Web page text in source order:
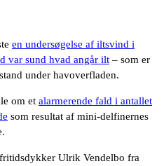
en undersøgelse af iltsvind i
var sund hvad angår ilt – som er
under havoverfladen.
om et alarmerende fald i antallet
som resultat af mini-delfinernes
Ulrik Vendelbo fra